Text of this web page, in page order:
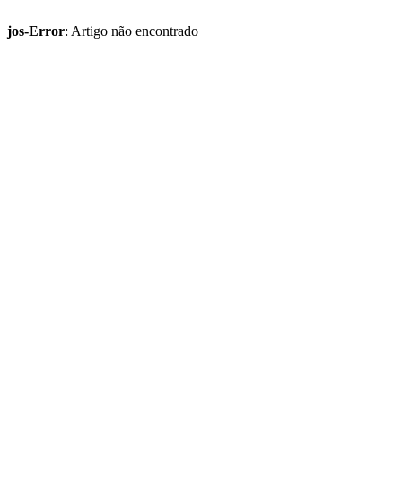
jos-Error: Artigo não encontrado